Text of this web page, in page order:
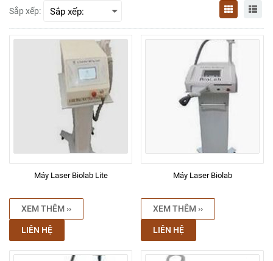
Sắp xếp:
Máy Laser Biolab Lite
XEM THÊM ››
LIÊN HỆ
Máy Laser Biolab
XEM THÊM ››
LIÊN HỆ